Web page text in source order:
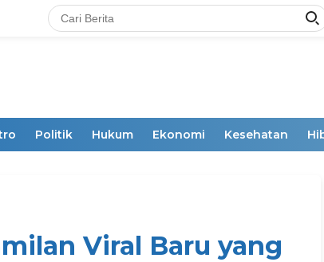
Politik Hukum Ekonomi Kesehatan
Viral Baru yang